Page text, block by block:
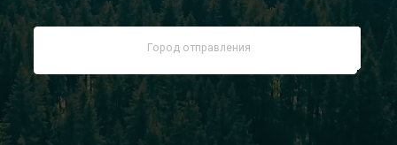
Заказать звонок
Контакты